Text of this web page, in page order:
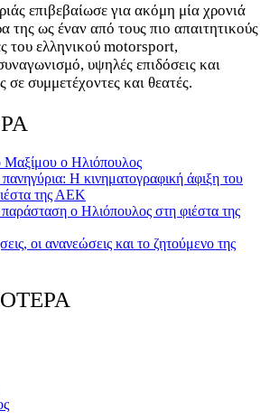
επιβεβαίωσε για ακόμη μία χρονιά
της ως έναν από τους πιο απαιτητικούς
του ελληνικού motorsport,
υψηλές επιδόσεις και
σε συμμετέχοντες και θεατές.
ο Ηλιόπουλος
πανηγύρια: Η κινηματογραφική άφιξη του
της ΑΕΚ
ο Ηλιόπουλος στη φιέστα της
οι ανανεώσεις και το ζητούμενο της